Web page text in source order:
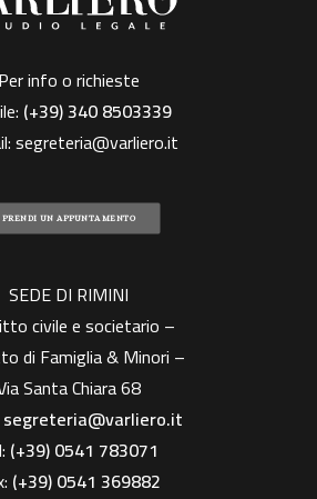
Per info o richieste
(+39)340 8503339
segreteria@varliero.it
PRENDI UN APPUNTAMENTO
SEDE DI RIMINI
civile e societario –
di Famiglia & Minori –
Santa Chiara 68
segreteria@varliero.it
(+39) 0541 783071
(+39)0541 369882